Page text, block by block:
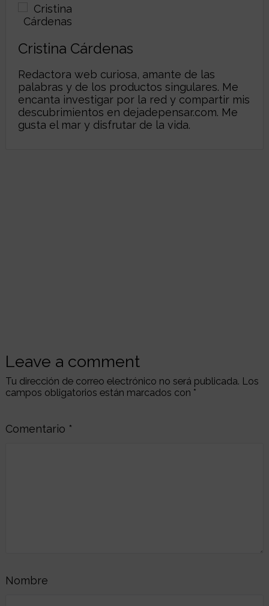
Cristina Cárdenas
Redactora web curiosa, amante de las
palabras y de los productos singulares. Me
encanta investigar por la red y compartir mis
descubrimientos en dejadepensar.com. Me
gusta el mar y disfrutar de la vida.
Leave a comment
Tu dirección de correo electrónico no será publicada. Los
campos obligatorios están marcados con *
Comentario *
Nombre